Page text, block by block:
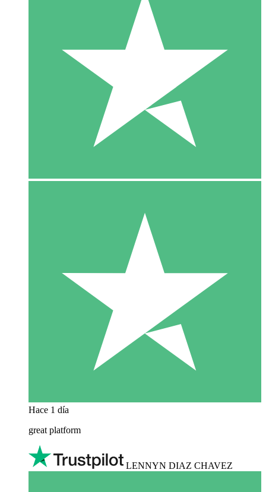
Hace 1 día
great platform
LENNYN DIAZ CHAVEZ